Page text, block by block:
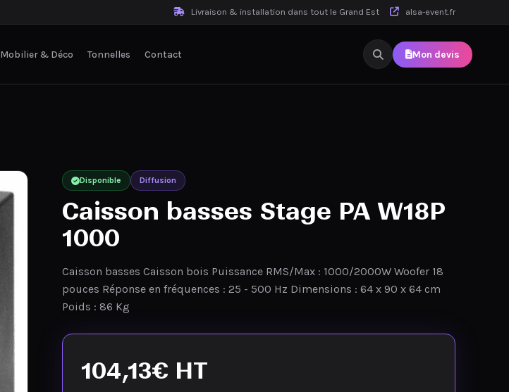
Livraison & installation dans tout le Grand Est alsa-event.fr
Mobilier & Déco Tonnelles Contact Mon devis
Disponible Diffusion
Caisson basses Stage PA W18P
1000
Caisson basses Caisson bois Puissance RMS/Max : 1000/2000W Woofer 18
pouces Réponse en fréquences : 25 - 500 Hz Dimensions : 64 x 90 x 64 cm
Poids : 86 Kg
104,13€ HT